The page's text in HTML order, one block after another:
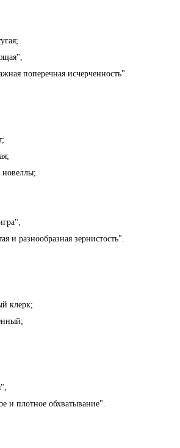
поперечная исчерченность".
новеллы;
и разнообразная зернистость".
клерк;
и плотное обхватывание".